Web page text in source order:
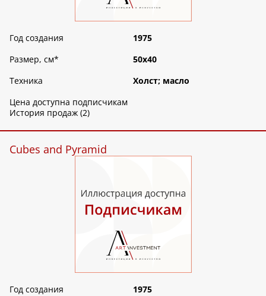
Год создания
1975
Размер, см*
50х40
Техника
Холст; масло
Цена доступна подписчикам
История продаж (2)
Cubes and Pyramid
Год создания
1975